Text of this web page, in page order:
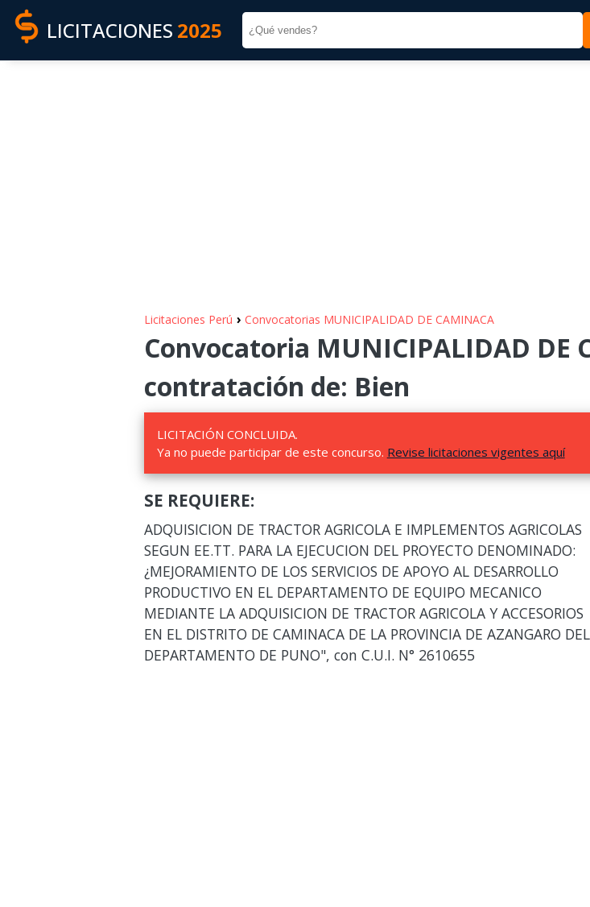
LICITACIONES 2025
Licitaciones Perú › Convocatorias MUNICIPALIDAD DE CAMINACA
Convocatoria MUNICIPALIDAD DE
contratación de: Bien
LICITACIÓN CONCLUIDA.
Ya no puede participar de este concurso. Revise licitaciones vigentes aquí
SE REQUIERE:
ADQUISICION DE TRACTOR AGRICOLA E IMPLEMENTOS AGRICOLAS
SEGUN EE.TT. PARA LA EJECUCION DEL PROYECTO DENOMINADO:
¿MEJORAMIENTO DE LOS SERVICIOS DE APOYO AL DESARROLLO
PRODUCTIVO EN EL DEPARTAMENTO DE EQUIPO MECANICO
MEDIANTE LA ADQUISICION DE TRACTOR AGRICOLA Y ACCESORIOS
EN EL DISTRITO DE CAMINACA DE LA PROVINCIA DE AZANGARO DEL
DEPARTAMENTO DE PUNO", con C.U.I. N° 2610655